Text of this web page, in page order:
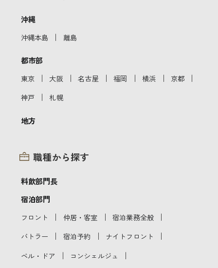
沖縄
沖縄本島 ｜ 離島
都市部
東京 ｜ 大阪 ｜ 名古屋 ｜ 福岡 ｜ 横浜 ｜ 京都 ｜
神戸 ｜ 札幌
地方
職種から探す
料飲部門長
宿泊部門
フロント ｜ 仲居・客室 ｜ 宿泊業務全般 ｜
バトラー ｜ 宿泊予約 ｜ ナイトフロント ｜
ベル・ドア ｜ コンシェルジュ ｜